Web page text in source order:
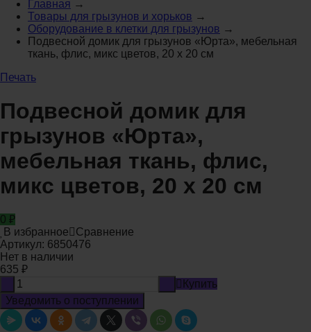
Главная →
Товары для грызунов и хорьков →
Оборудование в клетки для грызунов →
Подвесной домик для грызунов «Юрта», мебельная
ткань, флис, микс цветов, 20 х 20 см
Печать
Подвесной домик для
грызунов «Юрта»,
мебельная ткань, флис,
микс цветов, 20 х 20 см
0 ₽
В избранное
Сравнение
Артикул: 6850476
Нет в наличии
635 ₽
Купить
Уведомить о поступлении